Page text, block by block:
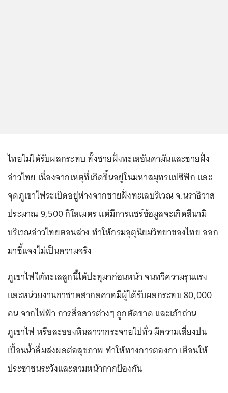
ไทยไม่ได้รับผลกระทบ ทั้งชายฝั่งทะเลอันดามันและชายฝั่ง
อ่าวไทย เนื่องจากเหตุที่เกิดขึ้นอยู่ในมหาสมุทรแปซิฟิก และ
จุดภูเขาไฟระเบิดอยู่ห่างจากชายฝั่งทะเลบริเวณ จ.นราธิวาส
ประมาณ 9,500 กิโลเมตร แต่มีการแชร์ข้อมูลจะเกิดสึนามิ
บริเวณอ่าวไทยตอนล่าง ทำให้กรมอุตุนิยมวิทยาของไทย ออก
มาชี้แจงไม่เป็นความจริง
ภูเขาไฟใต้ทะเลลูกนี้ได้ปะทุมาก่อนหน้า จนทวีความรุนแรง
และหน่วยงานกาชาดสากลคาดมีผู้ได้รับผลกระทบ 80,000
คน จากไฟฟ้า การสื่อสารต่างๆ ถูกตัดขาด และเถ้าถ่าน
ภูเขาไฟ หรือละอองหินลาวากระจายไปทั่ว มีความเสี่ยงปน
เปื้อนน้ำดื่มส่งผลต่อสุขภาพ ทำให้ทางการตองกา เตือนให้
ประชาชนระวังและสวมหน้ากากป้องกัน